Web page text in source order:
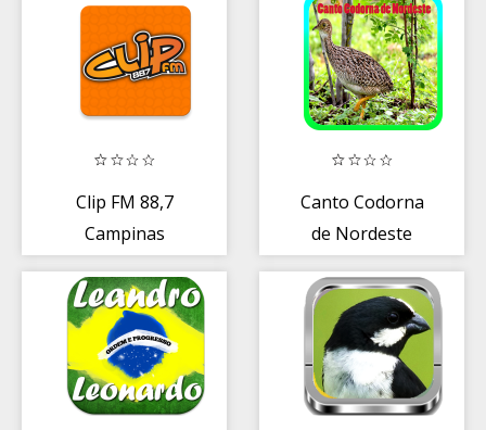
Clip FM 88,7
Campinas
Canto Codorna
de Nordeste